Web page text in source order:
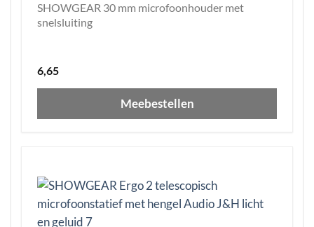
SHOWGEAR 30 mm microfoonhouder met
snelsluiting
6,65
Meebestellen